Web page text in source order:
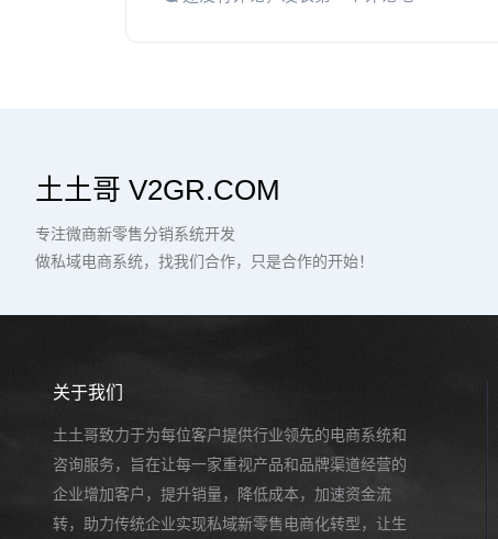
土土哥 V2GR.COM
专注微商新零售分销系统开发
做私域电商系统，找我们合作，只是合作的开始！
关于我们
土土哥致力于为每位客户提供行业领先的电商系统和
咨询服务，旨在让每一家重视产品和品牌渠道经营的
企业增加客户，提升销量，降低成本，加速资金流
转，助力传统企业实现私域新零售电商化转型，让生